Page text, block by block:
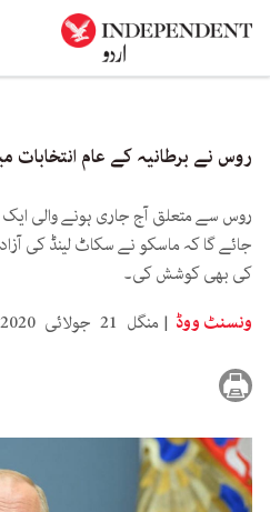
روس نے برطانیہ کے عام
روس سے متعلق آج جاری ہونے والی ایک
جائے گا کہ ماسکو نے سکاٹ لینڈ کی
کی بھی کوشش کی۔
ونسنٹ ووڈ
منگل 21 جولائی 2020 7:45